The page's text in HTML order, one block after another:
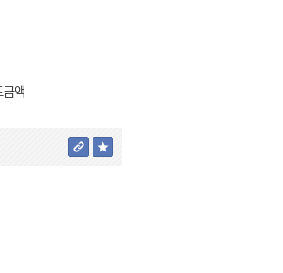
액